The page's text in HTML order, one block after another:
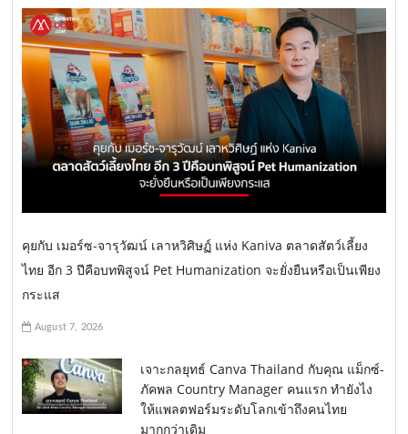
คุยกับ เมอร์ซ-จารุวัฒน์ เลาหวิศิษฏ์ แห่ง Kaniva ตลาดสัตว์เลี้ยง
ไทย อีก 3 ปีคือบทพิสูจน์ Pet Humanization จะยั่งยืนหรือเป็นเพียง
กระแส
August 7, 2026
เจาะกลยุทธ์ Canva Thailand กับคุณ แม็กซ์-
ภัคพล Country Manager คนแรก ทำยังไง
ให้แพลตฟอร์มระดับโลกเข้าถึงคนไทย
มากกว่าเดิม